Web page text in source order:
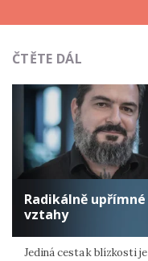
ČTĚTE DÁL
Radikálně upřímné
vztahy
Jediná cesta k blízkosti je